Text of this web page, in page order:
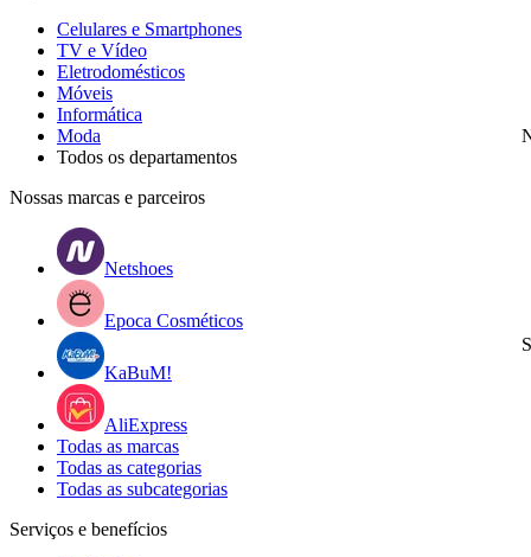
Celulares e Smartphones
TV e Vídeo
Eletrodomésticos
Móveis
Informática
Moda
Todos os departamentos
Nossas marcas e parceiros
Netshoes
Epoca Cosméticos
KaBuM!
AliExpress
Todas as marcas
Todas as categorias
Todas as subcategorias
Serviços e benefícios